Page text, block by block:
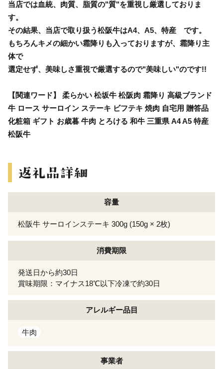
当店では血統、肉質、脂質の"質"を重視し厳選しておりま
す。
その結果、当店で取り扱う松阪牛はA4、A5、特産 です。
もちろんキメの細かい霜降りも入っておりますが、霜降り主
体で
選定せず、美味しさ重視で厳選するので"美味しい"のです!!
【関連ワード】 柔らかい 松坂牛 松阪肉 霜降り 高級ブランド
牛 ロース サーロイン ステーキ ビフテキ 焼肉 自宅用 贈答品
化粧箱 ギフト お歳暮 牛肉 とろける 和牛 三重県 A4 A5 特産
松阪牛
容量
松阪牛 サーロインステーキ 300g (150g × 2枚)
消費期限
発送日から約30日
賞味期限：マイナス18℃以下冷凍で約30日
アレルギー品目
牛肉
事業者